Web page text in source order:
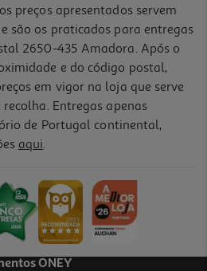
preços apresentados servem
são os praticados para entregas
2650-435 Amadora. Após o
e do código postal,
em vigor na loja que serve
Entregas apenas
de Portugal continental,
aqui.
ONEY